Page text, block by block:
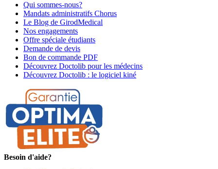
Qui sommes-nous?
Mandats administratifs Chorus
Le Blog de GirodMedical
Nos engagements
Offre spéciale étudiants
Demande de devis
Bon de commande PDF
Découvrez Doctolib pour les médecins
Découvrez Doctolib : le logiciel kiné
Besoin d'aide?